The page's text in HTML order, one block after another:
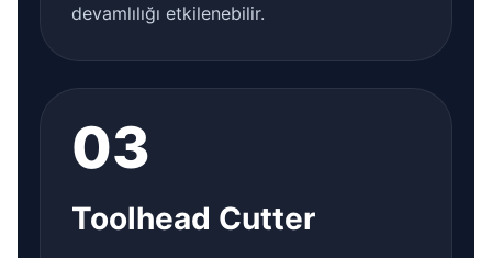
devamlılığı etkilenebilir.
03
Toolhead Cutter